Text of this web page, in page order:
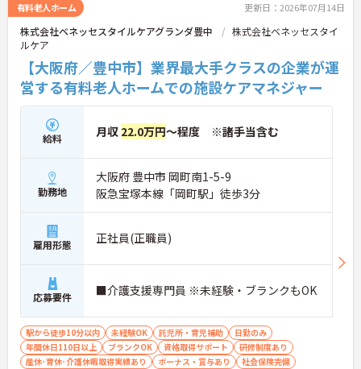
有料老人ホーム 更新日：2026年07月14日
株式会社ベネッセスタイルケアグランダ豊中
株式会社ベネッセスタイ
ルケア
【大阪府／豊中市】業界最大手クラスの企業が運
営する有料老人ホームでの施設ケアマネジャー
給料 月収 22.0万円～程度 ※諸手当含む
勤務地
大阪府 豊中市 岡町南1-5-9
阪急宝塚本線「岡町駅」徒歩3分
雇用形態 正社員(正職員)
応募要件 ■介護支援専門員 ※未経験・ブランクもOK
駅から徒歩10分以内 未経験OK 託児所・育児補助
日勤のみ
年間休日110日以上
ブランクOK 資格取得サポート
研修制度あり
産休･育休･介護休暇取得実績あり
ボーナス・賞与あり
社会保険完備